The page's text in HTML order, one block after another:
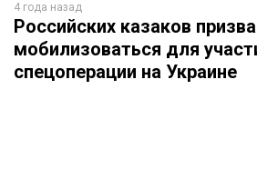
4 года назад
Российских казаков
мобилизоваться для
спецоперации на Украине